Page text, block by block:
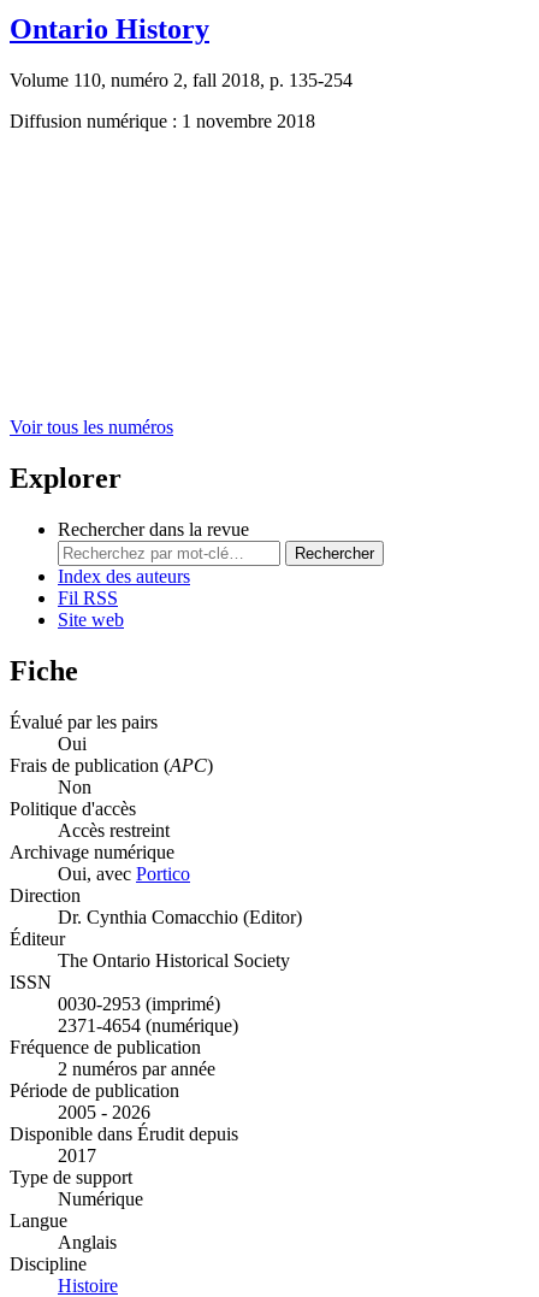
Ontario History
Volume 110, numéro 2, fall 2018, p. 135-254
Diffusion numérique : 1 novembre 2018
Voir tous les numéros
Explorer
Rechercher dans la revue
Rechercher
Index des auteurs
Fil RSS
Site web
Fiche
Évalué par les pairs
Oui
Frais de publication (APC)
Non
Politique d'accès
Accès restreint
Archivage numérique
Oui, avec Portico
Direction
Dr. Cynthia Comacchio (Editor)
Éditeur
The Ontario Historical Society
ISSN
0030-2953 (imprimé)
2371-4654 (numérique)
Fréquence de publication
2 numéros par année
Période de publication
2005 - 2026
Disponible dans Érudit depuis
2017
Type de support
Numérique
Langue
Anglais
Discipline
Histoire